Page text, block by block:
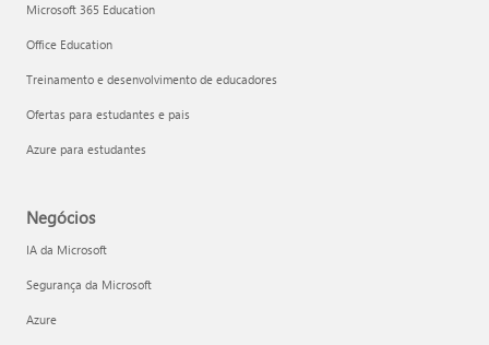
Microsoft 365 Education
Office Education
Treinamento e desenvolvimento de educadores
Ofertas para estudantes e pais
Azure para estudantes
Negócios
IA da Microsoft
Segurança da Microsoft
Azure